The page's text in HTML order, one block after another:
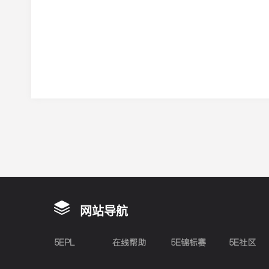
网站导航
5EPL 在线帮助 5E锦标赛 5E社区